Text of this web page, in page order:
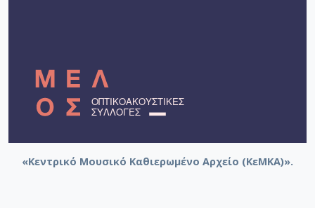
«Κεντρικό Μουσικό Καθιερωμένο Αρχείο (ΚεΜΚΑ)».